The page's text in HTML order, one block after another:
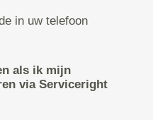
in uw telefoon
als ik mijn
via Serviceright